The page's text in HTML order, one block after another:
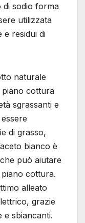
di sodio forma
utilizzata
e residui di
naturale
piano cottura
sgrassanti e
di grasso,
bianco è
può aiutare
cottura.
alleato
grazie
e sbiancanti.